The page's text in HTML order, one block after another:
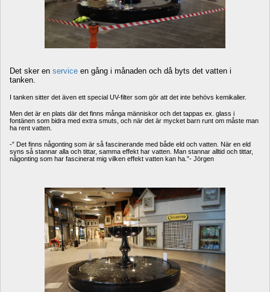
Det sker en service en gång i månaden och då byts det vatten i
tanken.
I tanken sitter det även ett special UV-filter som gör att det inte behövs kemikalier.
Men det är en plats där det finns många människor och det tappas ex. glass i
fontänen som bidra med extra smuts, och när det är mycket barn runt om måste man
ha rent vatten.
-” Det finns någonting som är så fascinerande med både eld och vatten. När en eld
syns så stannar alla och tittar, samma effekt har vatten. Man stannar alltid och tittar,
någonting som har fascinerat mig vilken effekt vatten kan ha.”- Jörgen